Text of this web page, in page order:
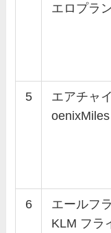
エロプラ
5
エアチャ
oenixMiles
6
エールフ
KLM フラ